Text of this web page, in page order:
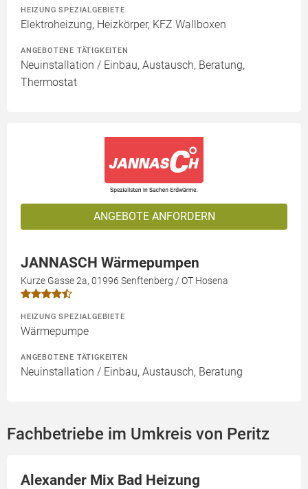
HEIZUNG SPEZIALGEBIETE
Elektroheizung, Heizkörper, KFZ Wallboxen
ANGEBOTENE TÄTIGKEITEN
Neuinstallation / Einbau, Austausch, Beratung,
Thermostat
ANGEBOTE ANFORDERN
JANNASCH Wärmepumpen
Kurze Gasse 2a, 01996 Senftenberg / OT Hosena
HEIZUNG SPEZIALGEBIETE
Wärmepumpe
ANGEBOTENE TÄTIGKEITEN
Neuinstallation / Einbau, Austausch, Beratung
Fachbetriebe im Umkreis von Peritz
Alexander Mix Bad Heizung